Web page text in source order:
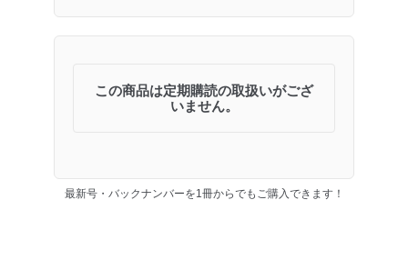
この商品は定期購読の取扱いがござ
いません。
最新号・バックナンバーを1冊からでもご購入できます！